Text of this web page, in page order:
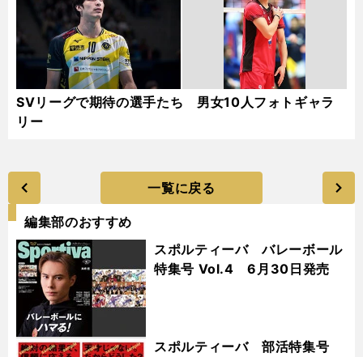
SVリーグで期待の選手たち 男女10人フォトギャラ
リー
一覧に戻る
編集部のおすすめ
スポルティーバ バレーボール
特集号 Vol.4 6月30日発売
スポルティーバ 部活特集号